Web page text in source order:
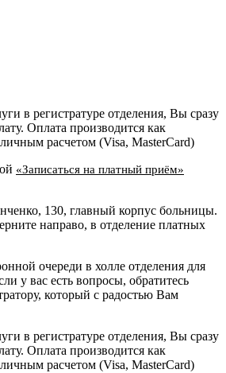
в регистратуре отделения, Вы сразу
Оплата производится как
расчетом (Visa, MasterCard)
«Записаться на платный приём»
130, главный корпус больницы.
направо, в отделение платных
очереди в холле отделения для
у вас есть вопросы, обратитесь
который с радостью Вам
в регистратуре отделения, Вы сразу
Оплата производится как
расчетом (Visa, MasterCard)